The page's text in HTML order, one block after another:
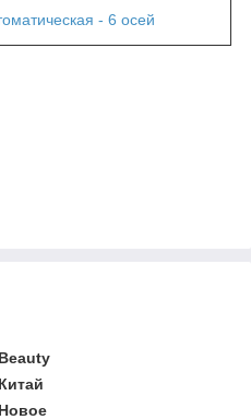
- 6 осей
Beauty
Китай
Новое